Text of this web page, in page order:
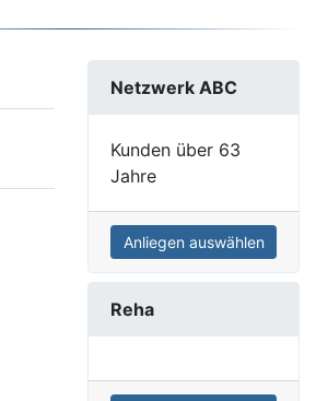
Netzwerk ABC
Kunden über 63
Jahre
Anliegen auswählen
Reha